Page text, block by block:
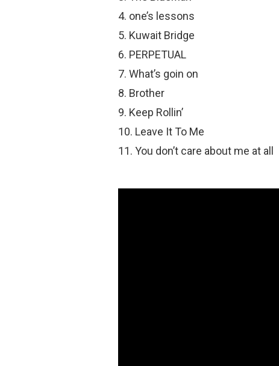
4. one’s lessons
5. Kuwait Bridge
6. PERPETUAL
7. What’s goin on
8. Brother
9. Keep Rollin’
10. Leave It To Me
11. You don’t care about me at all